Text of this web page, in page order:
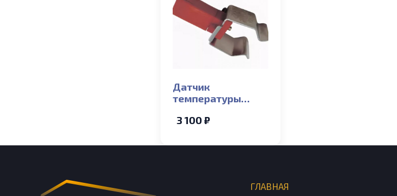
Датчик
температуры
ECO Compact, ECO-5
3 100 ₽
ГЛАВНАЯ